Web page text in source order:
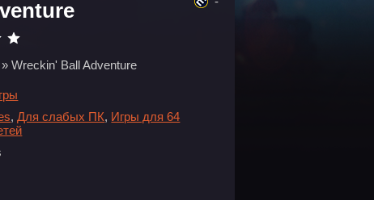
» Wreckin' Ball Adventure
,Для слабых ПК, Игры для 64